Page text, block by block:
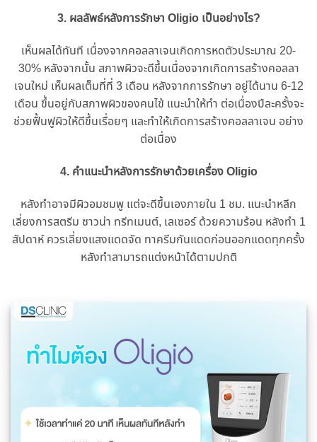
3. ผลลัพธ์หลังการรักษา Oligio เป็นอย่างไร?
เห็นผลได้ทันที เนื่องจากคอลลาเจนเกิดการหดตัวประมาณ 20-
30% หลังจากนั้น สภาพผิวจะดีขึ้นเนื่องจากเกิดการสร้างคอลลา
เจนใหม่ เห็นผลเต็มที่ที่ 3 เดือน หลังจากการรักษา อยู่ได้นาน 6-12
เดือน ขึ้นอยู่กับสภาพผิวของคนไข้ แนะนำให้ทำ ต่อเนื่องปีละครั้งจะ
ช่วยฟื้นฟูผิวให้ดีขึ้นเรื่อยๆ และทำให้เกิดการสร้างคอลลาเจน อย่าง
ต่อเนื่อง
4. คำแนะนำหลังการรักษาด้วยเครื่อง Oligio
หลังทำอาจมีผิวอมชมพู แต่จะดีขึ้นเองภายใน 1 ชม. แนะนำหลีก
เลี่ยงการสตรีม ซาวน่า ทรีทเมนต์, เลเซอร์ ด้วยความร้อน หลังทำ 1
สัปดาห์ ควรเลี่ยงแสงแดดจัด ทาครีมกันแดดก่อนออกแดดทุกครั้ง
หลังทำสามารถแต่งหน้าได้ตามปกติ